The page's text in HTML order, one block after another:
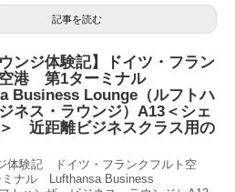
記事を読む
ウンジ体験記】ドイツ・フラン
空港 第1ターミナル
Business Lounge（ルフトハ
ネス・ラウンジ）A13＜シェ
近距離ビジネスクラス用の
体験記 ドイツ・フランクフルト空
ナル Lufthansa Business